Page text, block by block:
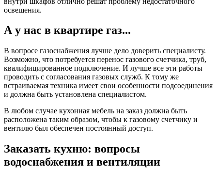
освещения.
А у нас в квартире газ...
В вопросе газоснабжения лучше дело доверить специалисту.
Возможно, что потребуется перенос газового счетчика, труб,
квалифицированное подключение. И лучше все эти работы
проводить с согласования газовых служб. К тому же
встраиваемая техника имеет свои особенности подсоединения
и должна быть установлена специалистом.
В любом случае кухонная мебель на заказ должна быть
расположена таким образом, чтобы к газовому счетчику и
вентилю был обеспечен постоянный доступ.
Заказать кухню: вопросы
водоснабжения и вентиляции